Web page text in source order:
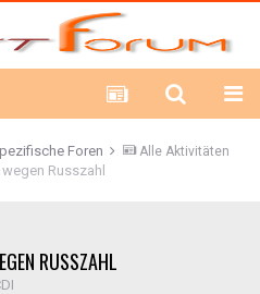
Alle Aktivitäten
Foren
Russzahl
RUSSZAHL